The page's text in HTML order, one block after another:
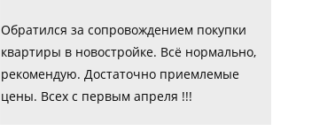
Обратился за сопровождением покупки
квартиры в новостройке. Всё нормально,
рекомендую. Достаточно приемлемые
цены. Всех с первым апреля !!!